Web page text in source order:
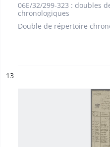
06E/32/299-323 : doubles
chronologiques
Double de répertoire
n°
13